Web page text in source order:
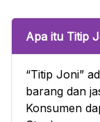
Apa itu Titip
“Titip Joni”
barang dan
Konsumen